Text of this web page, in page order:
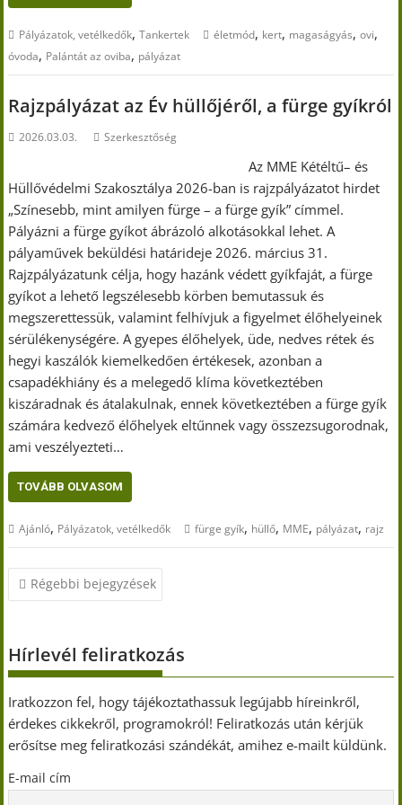
Pályázatok, vetélkedők,Tankertek életmód, kert, magaságyás,ovi,
óvoda, Palántát az oviba, pályázat
Rajzpályázat az Év hüllőjéről, a fürge gyíkról
2026.03.03. Szerkesztőség
Az MME Kétéltű– és
Hüllővédelmi Szakosztálya 2026-ban is rajzpályázatot hirdet
„Színesebb, mint amilyen fürge – a fürge gyík” címmel.
Pályázni a fürge gyíkot ábrázoló alkotásokkal lehet. A
pályaművek beküldési határideje 2026. március 31.
Rajzpályázatunk célja, hogy hazánk védett gyíkfaját, a fürge
gyíkot a lehető legszélesebb körben bemutassuk és
megszerettessük, valamint felhívjuk a figyelmet élőhelyeinek
sérülékenységére. A gyepes élőhelyek, üde, nedves rétek és
hegyi kaszálók kiemelkedően értékesek, azonban a
csapadékhiány és a melegedő klíma következtében
kiszáradnak és átalakulnak, ennek következtében a fürge gyík
számára kedvező élőhelyek eltűnnek vagy összezsugorodnak,
ami veszélyezteti…
TOVÁBB OLVASOM
Ajánló, Pályázatok, vetélkedők fürge gyík, hüllő, MME, pályázat, rajz
Bejegyzés
navigáció
Régebbi bejegyzések
Hírlevél feliratkozás
Iratkozzon fel, hogy tájékoztathassuk legújabb híreinkről,
érdekes cikkekről, programokról! Feliratkozás után kérjük
erősítse meg feliratkozási szándékát, amihez e-mailt küldünk.
E-mail cím